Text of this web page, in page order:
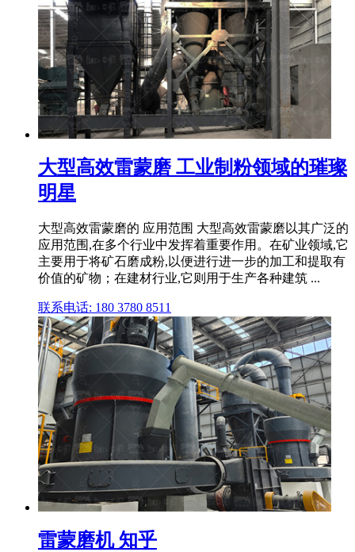
大型高效雷蒙磨 工业制粉领域的璀璨
明星
大型高效雷蒙磨的 应用范围 大型高效雷蒙磨以其广泛的
应用范围,在多个行业中发挥着重要作用。在矿业领域,它
主要用于将矿石磨成粉,以便进行进一步的加工和提取有
价值的矿物；在建材行业,它则用于生产各种建筑 ...
联系电话: 180 3780 8511
雷蒙磨机 知乎